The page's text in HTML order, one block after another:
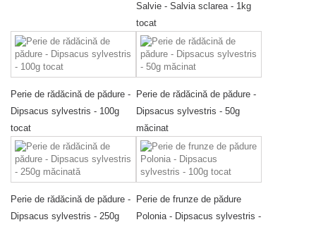
Salvie - Salvia sclarea - 1kg
tocat
Perie de rădăcină de pădure -
Dipsacus sylvestris - 100g
tocat
Perie de rădăcină de pădure -
Dipsacus sylvestris - 50g
măcinat
Perie de rădăcină de pădure -
Dipsacus sylvestris - 250g
Perie de frunze de pădure
Polonia - Dipsacus sylvestris -